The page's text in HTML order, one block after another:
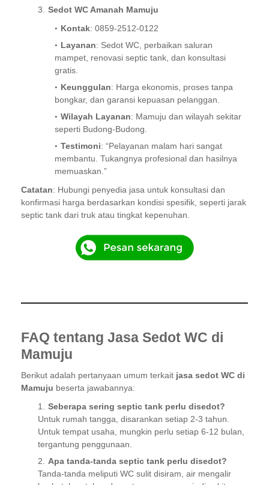
Sedot WC Amanah Mamuju
Kontak: 0859-2512-0122
Layanan: Sedot WC, perbaikan saluran
mampet, renovasi septic tank, dan konsultasi
gratis.
Keunggulan: Harga ekonomis, proses tanpa
bongkar, dan garansi kepuasan pelanggan.
Wilayah Layanan: Mamuju dan wilayah sekitar
seperti Budong-Budong.
Testimoni: “Pelayanan malam hari sangat
membantu. Tukangnya profesional dan hasilnya
memuaskan.”
Catatan: Hubungi penyedia jasa untuk konsultasi dan
konfirmasi harga berdasarkan kondisi spesifik, seperti jarak
septic tank dari truk atau tingkat kepenuhan.
FAQ tentang Jasa Sedot WC di
Mamuju
Berikut adalah pertanyaan umum terkait jasa sedot WC di
Mamuju beserta jawabannya:
Seberapa sering septic tank perlu disedot?
Untuk rumah tangga, disarankan setiap 2-3 tahun.
Untuk tempat usaha, mungkin perlu setiap 6-12 bulan,
tergantung penggunaan.
Apa tanda-tanda septic tank perlu disedot?
Tanda-tanda meliputi WC sulit disiram, air mengalir